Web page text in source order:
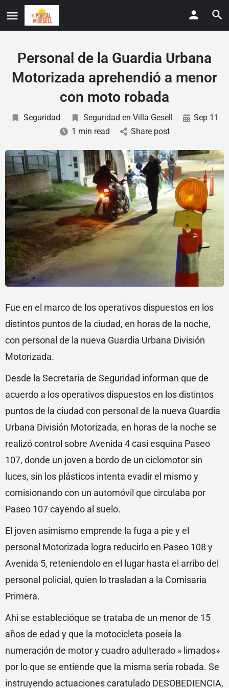
Personal de la Guardia Urbana
Motorizada aprehendió a menor
con moto robada
Seguridad Seguridad en Villa Gesell
Sep 11
1 min read
Share post
Fue en el marco de los operativos dispuestos en los
distintos puntos de la ciudad, en horas de la noche,
con personal de la nueva Guardia Urbana División
Motorizada.
Desde la Secretaria de Seguridad informan que de
acuerdo a los operativos dispuestos en los distintos
puntos de la ciudad con personal de la nueva Guardia
Urbana División Motorizada, en horas de la noche se
realizó control sobre Avenida 4 casi esquina Paseo
107, donde un joven a bordo de un ciclomotor sin
luces, sin los plásticos intenta evadir el mismo y
comisionando con un automóvil que circulaba por
Paseo 107 cayendo al suelo.
El joven asimismo emprende la fuga a pie y el
personal Motorizada logra reducirlo en Paseo 108 y
Avenida 5, reteniendolo en el lugar hasta el arribo del
personal policial, quien lo trasladan a la Comisaria
Primera.
Ahi se establecióque se trataba de un menor de 15
años de edad y que la motocicleta poseía la
numeración de motor y cuadro adulterado » limados»
por lo que se entiende que la misma sería robada. Se
instruyendo actuaciones caratulado DESOBEDIENCIA,